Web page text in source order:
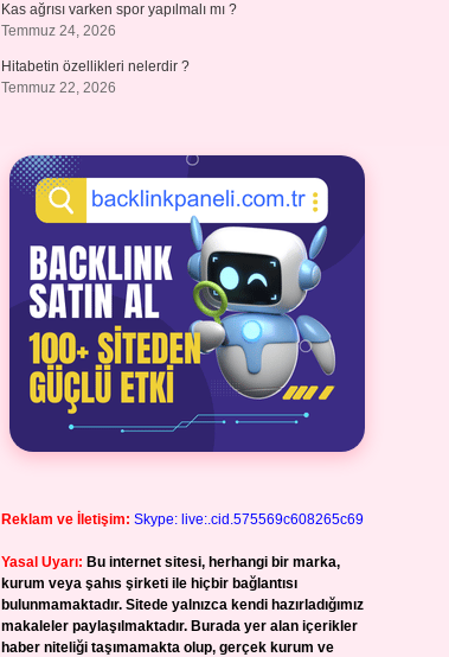
Kas ağrısı varken spor yapılmalı mı ?
Temmuz 24, 2026
Hitabetin özellikleri nelerdir ?
Temmuz 22, 2026
Reklam ve İletişim: Skype: live:.cid.575569c608265c69
Yasal Uyarı: Bu internet sitesi, herhangi bir marka,
kurum veya şahıs şirketi ile hiçbir bağlantısı
bulunmamaktadır. Sitede yalnızca kendi hazırladığımız
makaleler paylaşılmaktadır. Burada yer alan içerikler
haber niteliği taşımamakta olup, gerçek kurum ve